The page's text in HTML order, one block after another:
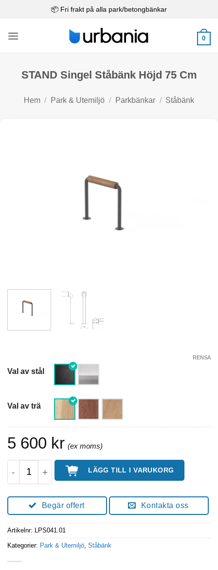
📦 Fri frakt på alla park/betongbänkar
0
STAND Singel Ståbänk Höjd 75 Cm
Hem / Park & Utemiljö / Parkbänkar / Ståbänk
Val av stål
Val av trä
RENSA
5 600 kr
STAND Singel Ståbänk Höjd 75 Cm mängd
LÄGG TILL I VARUKORG
Begär offert Kontakta oss
Artikelnr: LPS041.01
Kategorier: Park & Utemiljö Ståbänk